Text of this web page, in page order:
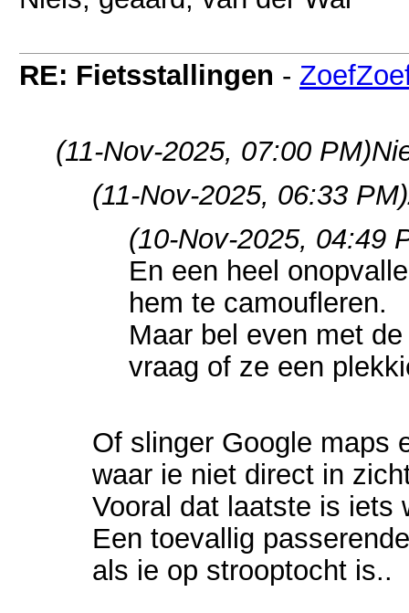
RE: Fietsstallingen -
(11-Nov-2025, 07:00 PM)
(11-Nov-2025, 06:33 PM)
(10-Nov-2025, 04:49
En een heel
hem te camoufleren.
Maar bel even met
vraag of ze een
Of slinger Google maps
waar ie niet direct in
Vooral dat laatste is
Een toevallig
als ie op strooptocht is..